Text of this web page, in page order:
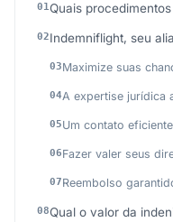
Quais
Indemniflight, seu
Maximize suas
A expertise jurídica
Um contato
Fazer valer seus
Reembolso
Qual o valor da